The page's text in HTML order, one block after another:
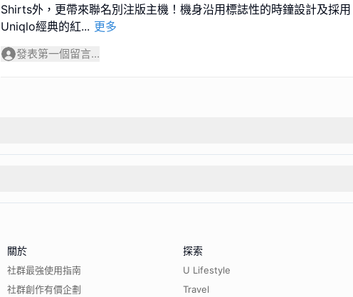
Shirts外，更帶來聯名別注版主機！機身沿用標誌性的時鐘設計及採用
Uniqlo經典的紅... 更多
發表第一個留言...
關於
社群最強使用指南
社群創作有價企劃
探索
U Lifestyle
Travel